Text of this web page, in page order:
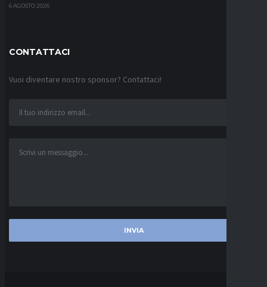
6 AGOSTO 2026
CONTATTACI
Vuoi diventare nostro sponsor? Contattaci!